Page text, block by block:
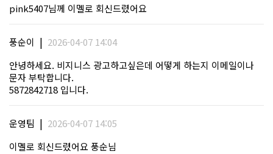
pink5407님께 이멜로 회신드렸어요
풍순이 | 2026-04-07 14:04
안녕하세요. 비지니스 광고하고싶은데 어떻게 하는지 이메일이나
문자 부탁합니다.
5872842718 입니다.
운영팀 | 2026-04-07 14:05
이멜로 회신드렸어요 풍순님